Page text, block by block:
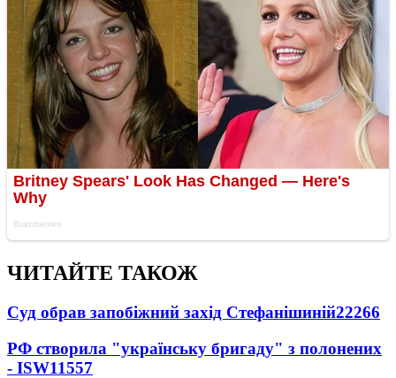
ЧИТАЙТЕ ТАКОЖ
Суд обрав запобіжний захід Стефанішиній22266
РФ створила "українську бригаду" з полонених
- ISW11557